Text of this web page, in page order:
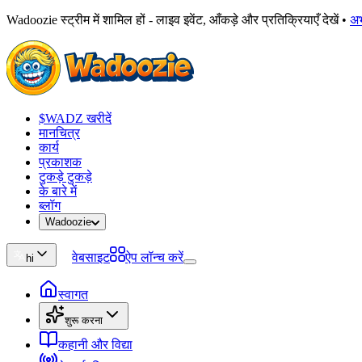
Wadoozie स्ट्रीम में शामिल हों - लाइव इवेंट, आँकड़े और प्रतिक्रियाएँ देखें•
$WADZ खरीदें
मानचित्र
कार्य
प्रकाशक
टुकड़े टुकड़े
के बारे में
ब्लॉग
Wadoozie
hi वेबसाइट ऐप लॉन्च करें
स्वागत
शुरू करना
कहानी और विद्या